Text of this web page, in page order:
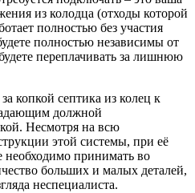
из колодца (отходы которой
полностью без участия
полностью независимы от
переплачивать за лишнюю
копкой септика из колец к
должной
Несмотря на всю
этой системы, при её
необходимо принимать во
больших и малых деталей,
неспециалиста.